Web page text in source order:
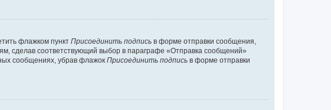
флажком пункт Присоединить подпись в форме отправки сообщения,
сделав соответствующий выбор в параграфе «Отправка сообщений»
сообщениях, убрав флажок Присоединить подпись в форме отправки